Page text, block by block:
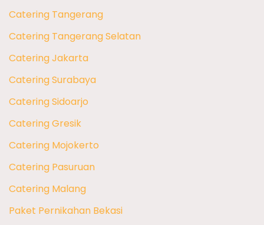
Catering Tangerang
Catering Tangerang Selatan
Catering Jakarta
Catering Surabaya
Catering Sidoarjo
Catering Gresik
Catering Mojokerto
Catering Pasuruan
Catering Malang
Paket Pernikahan Bekasi